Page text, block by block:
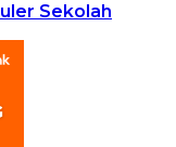
Sekolah